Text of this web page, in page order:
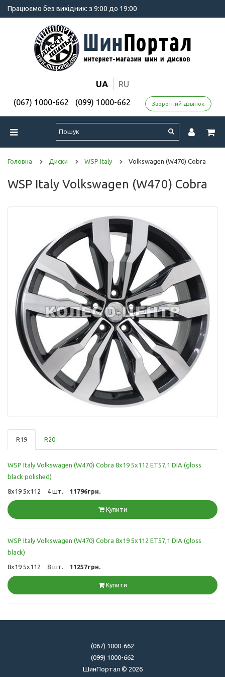
Працюємо без вихідних: з 9:00 до 19:00
UA RU
(067) 1000-662 (099) 1000-662 Зворотний дзвінок
Головна Диски WSP Italy Volkswagen (W470) Cobra
WSP Italy Volkswagen (W470) Cobra
R19 R20
WSP Italy Volkswagen (W470) Cobra 8x19 5x112 ET57,1 DIA (gloss
black polished)
8x19 5x112 4 шт. 11796грн.
Купити
WSP Italy Volkswagen (W470) Cobra 8x19 5x112 ET57,1 DIA (gloss
black)
8x19 5x112 8 шт. 11257грн.
Купити
(067) 1000-662
(099) 1000-662
ШинПортал © 2026